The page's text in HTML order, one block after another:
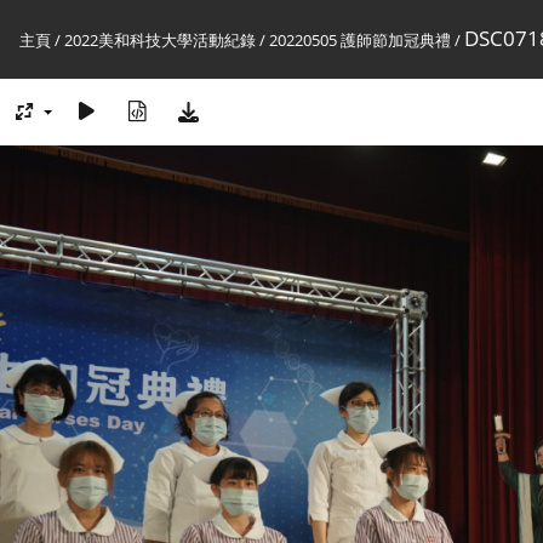
主頁/2022美和科技大學活動紀錄/20220505 護師節加冠典禮 /